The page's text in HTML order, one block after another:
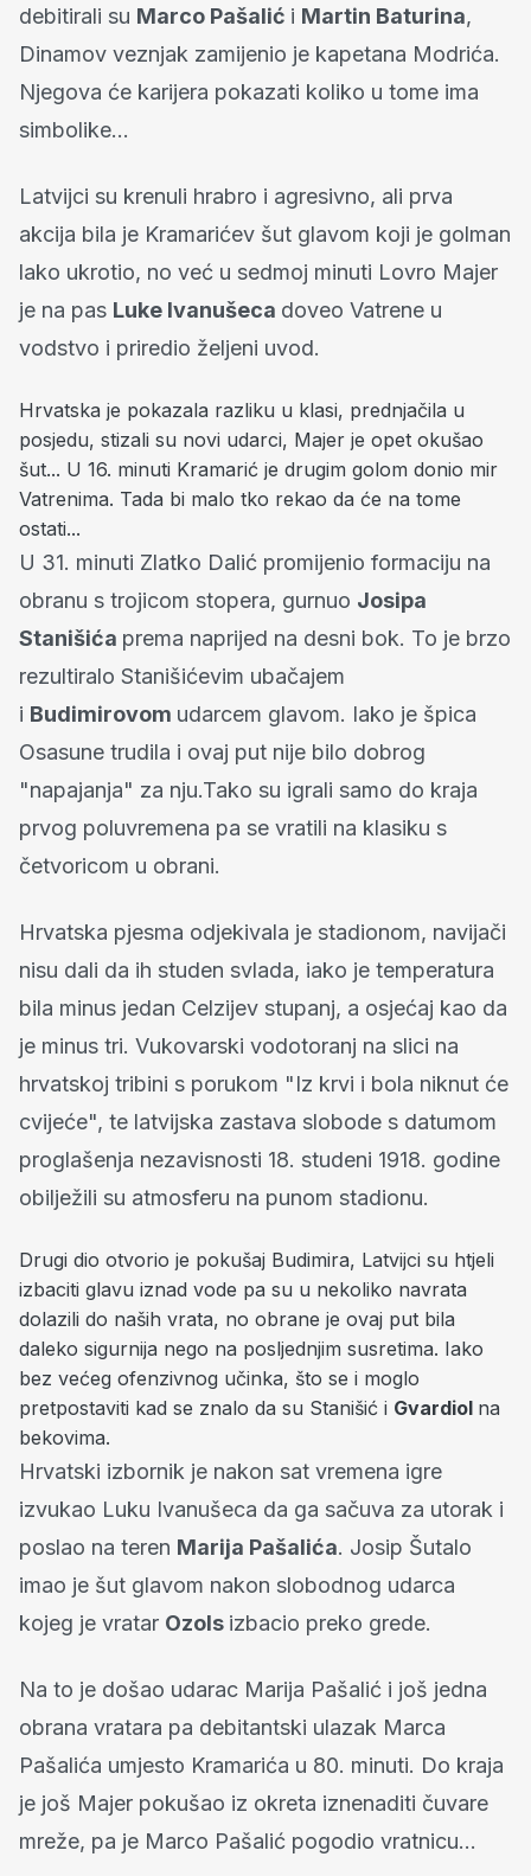
debitirali su Marco Pašalić i Martin Baturina,
Dinamov veznjak zamijenio je kapetana Modrića.
Njegova će karijera pokazati koliko u tome ima
simbolike...
Latvijci su krenuli hrabro i agresivno, ali prva
akcija bila je Kramarićev šut glavom koji je golman
lako ukrotio, no već u sedmoj minuti Lovro Majer
je na pas Luke Ivanušeca doveo Vatrene u
vodstvo i priredio željeni uvod.
Hrvatska je pokazala razliku u klasi, prednjačila u
posjedu, stizali su novi udarci, Majer je opet okušao
šut... U 16. minuti Kramarić je drugim golom donio mir
Vatrenima. Tada bi malo tko rekao da će na tome
ostati...
U 31. minuti Zlatko Dalić promijenio formaciju na
obranu s trojicom stopera, gurnuo Josipa
Stanišića prema naprijed na desni bok. To je brzo
rezultiralo Stanišićevim ubačajem
i Budimirovom udarcem glavom. Iako je špica
Osasune trudila i ovaj put nije bilo dobrog
"napajanja" za nju.Tako su igrali samo do kraja
prvog poluvremena pa se vratili na klasiku s
četvoricom u obrani.
Hrvatska pjesma odjekivala je stadionom, navijači
nisu dali da ih studen svlada, iako je temperatura
bila minus jedan Celzijev stupanj, a osjećaj kao da
je minus tri. Vukovarski vodotoranj na slici na
hrvatskoj tribini s porukom "Iz krvi i bola niknut će
cvijeće", te latvijska zastava slobode s datumom
proglašenja nezavisnosti 18. studeni 1918. godine
obilježili su atmosferu na punom stadionu.
Drugi dio otvorio je pokušaj Budimira, Latvijci su htjeli
izbaciti glavu iznad vode pa su u nekoliko navrata
dolazili do naših vrata, no obrane je ovaj put bila
daleko sigurnija nego na posljednjim susretima. Iako
bez većeg ofenzivnog učinka, što se i moglo
pretpostaviti kad se znalo da su Stanišić i Gvardiol na
bekovima.
Hrvatski izbornik je nakon sat vremena igre
izvukao Luku Ivanušeca da ga sačuva za utorak i
poslao na teren Marija Pašalića. Josip Šutalo
imao je šut glavom nakon slobodnog udarca
kojeg je vratar Ozols izbacio preko grede.
Na to je došao udarac Marija Pašalić i još jedna
obrana vratara pa debitantski ulazak Marca
Pašalića umjesto Kramarića u 80. minuti. Do kraja
je još Majer pokušao iz okreta iznenaditi čuvare
mreže, pa je Marco Pašalić pogodio vratnicu...